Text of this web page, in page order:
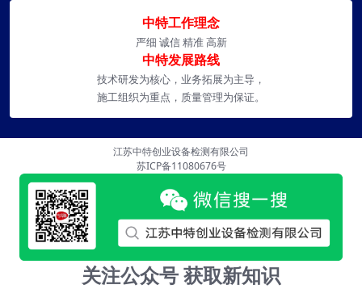
中特工作理念
严细 诚信 精准 高新
中特发展路线
技术研发为核心，业务拓展为主导，
施工组织为重点，质量管理为保证。
江苏中特创业设备检测有限公司
苏ICP备11080676号
关注公众号 获取新知识